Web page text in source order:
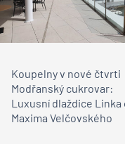
Koupelny v nové čtvrti
Modřanský cukrovar:
Luxusní dlaždice Linka
Maxima Velčovského